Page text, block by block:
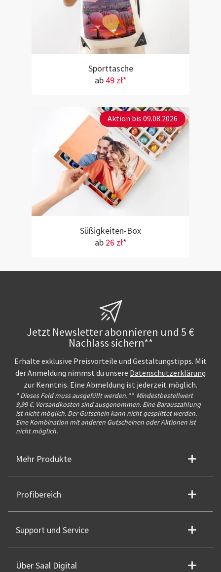
Sporttasche
ab 49 zł*
Aktion bis 09.08.2026
Süßigkeiten-Box
ab 26 zł*
Jetzt Newsletter abonnieren und 5 €
Nachlass sichern**
Erhalte exklusive Preisvorteile und Gestaltungstipps. Mit
der Anmeldung nimmst du unsere Datenschutzerklärung
zur Kenntnis. Eine Abmeldung ist jederzeit möglich.
* Dieses Feld muss ausgefüllt werden. ** Mindestbestellwert
9,99 €. Versandkosten sind ausgenommen. Eine Barauszahlung
ist nicht möglich. Der Gutschein kann nicht gesplittet werden.
Eine Kombination mit anderen Gutscheinen oder Aktionen ist
nicht möglich.
Mehr Produkte
Profibereich
Support und Service
Über Saal Digital